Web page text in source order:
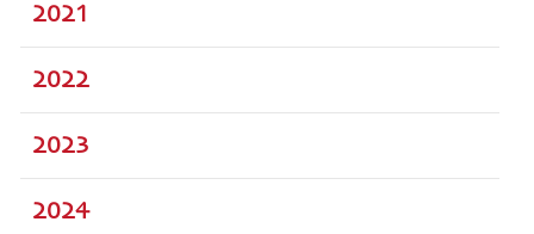
2021
2022
2023
2024